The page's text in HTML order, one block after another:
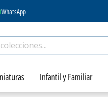
WhatsApp
Infantil y Familiar